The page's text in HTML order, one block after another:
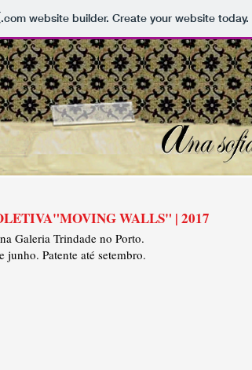
.comwebsite builder. Create your website today.
WALLS" | 2017
Galeria Trindade no Porto.
junho. Patente até setembro.